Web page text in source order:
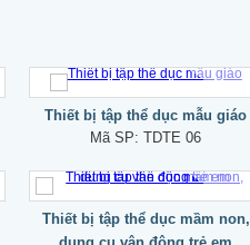
Thiết bị tập thể dục mẫu giáo
Mã SP:TDTE 06
Thiết bị tập thể dục mầm non,
dụng cụ vận động trẻ em